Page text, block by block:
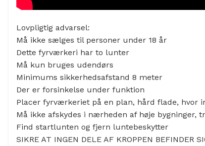
Lovpligtig advarsel:
Må ikke sælges til personer under 18 år
Dette fyrværkeri har to lunter
Må kun bruges udendørs
Minimums sikkerhedsafstand 8 meter
Der er forsinkelse under funktion
Placer fyrværkeriet på en plan, hård flade, hvor
Må ikke afskydes i nærheden af høje bygninger,
Find startlunten og fjern luntebeskytter
SIKRE AT INGEN DELE AF KROPPEN BEFINDER